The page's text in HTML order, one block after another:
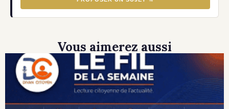
Vous aimerez aussi